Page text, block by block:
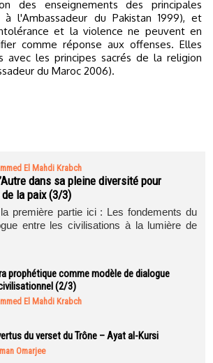
des enseignements des principales
à l'Ambassadeur du Pakistan 1999), et
et la violence ne peuvent en
comme réponse aux offenses. Elles
avec les principes sacrés de la religion
du Maroc 2006).
El Mahdi Krabch
dans sa pleine diversité pour
la paix (3/3)
première partie ici : Les fondements du
entre les civilisations à la lumière de
prophétique comme modèle de dialogue
(2/3)
El Mahdi Krabch
du verset du Trône – Ayat al-Kursi
Omarjee